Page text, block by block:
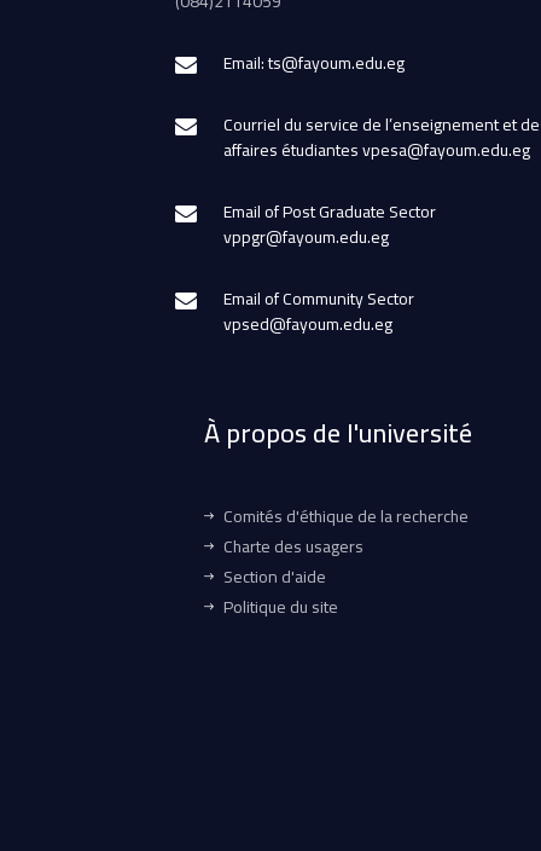
Email: ts@fayoum.edu.eg
Courriel du service de l’enseignement et
affaires étudiantes vpesa@fayoum.edu.eg
Email of Post Graduate Sector
vppgr@fayoum.edu.eg
Email of Community Sector
vpsed@fayoum.edu.eg
À propos de l'université
Comités d'éthique de la recherche
Charte des usagers
Section d'aide
Politique du site